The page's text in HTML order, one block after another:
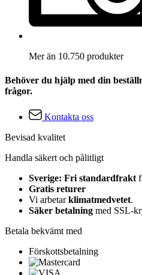
Mer än 10.750 produkter
Behöver du hjälp med din
frågor.
Kontakta oss
Bevisad kvalitet
Handla säkert och pålitligt
Sverige: Fri standardfrakt
Gratis returer
Vi arbetarklimatmedvetet.
Säker betalning med SSL-
Betala bekvämt med
Förskottsbetalning